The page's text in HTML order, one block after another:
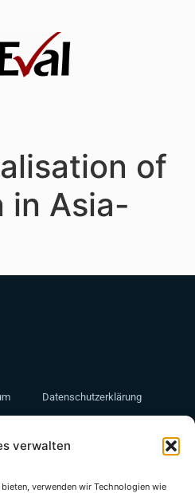
verwalten
verwenden wir Technologien wie
of
in Asia-
Datenschutzerklärung